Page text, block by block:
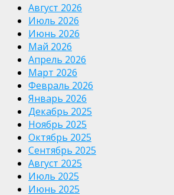
Август 2026
Июль 2026
Июнь 2026
Май 2026
Апрель 2026
Март 2026
Февраль 2026
Январь 2026
Декабрь 2025
Ноябрь 2025
Октябрь 2025
Сентябрь 2025
Август 2025
Июль 2025
Июнь 2025